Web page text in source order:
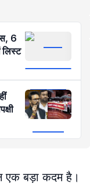
6
एक बड़ा कदम है।